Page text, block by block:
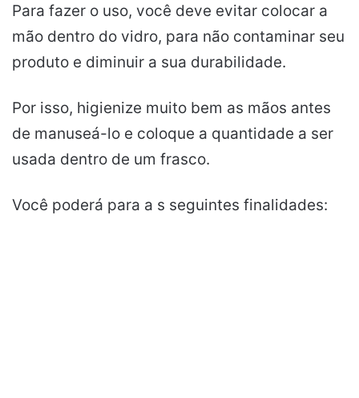
Para fazer o uso, você deve evitar colocar a
mão dentro do vidro, para não contaminar seu
produto e diminuir a sua durabilidade.
Por isso, higienize muito bem as mãos antes
de manuseá-lo e coloque a quantidade a ser
usada dentro de um frasco.
Você poderá para a s seguintes finalidades: